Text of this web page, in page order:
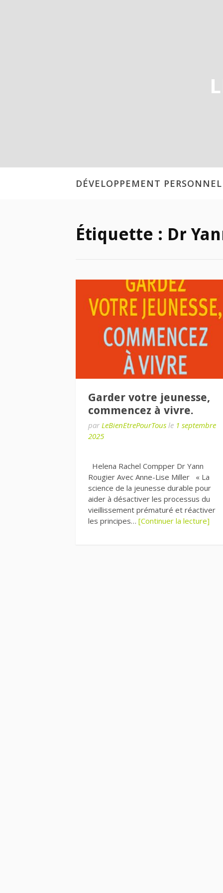
DÉVELOPPEMENT PERSONNEL
Étiquette : Dr
Garder votre jeunesse,
commencez à vivre.
par LeBienEtrePourTous le 1 septembre
2025
Helena Rachel Compper Dr Yann
Rougier Avec Anne-Lise Miller « La
science de la jeunesse durable pour
aider à désactiver les processus du
vieillissement prématuré et réactiver
les principes… [Continuer la lecture]